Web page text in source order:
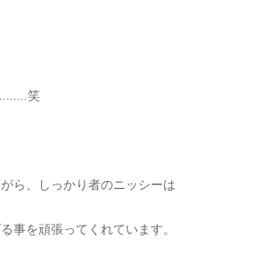
笑
ら、しっかり者のニッシーは
事を頑張ってくれています。